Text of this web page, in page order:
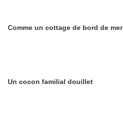
Comme un cottage de bord de mer
Un cocon familial douillet